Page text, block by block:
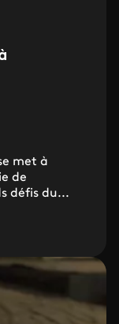
met à
de
défis du...